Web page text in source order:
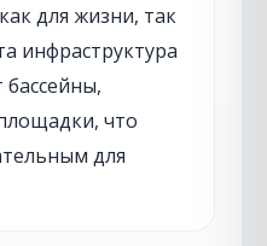
для жизни, так
инфраструктура
что
для